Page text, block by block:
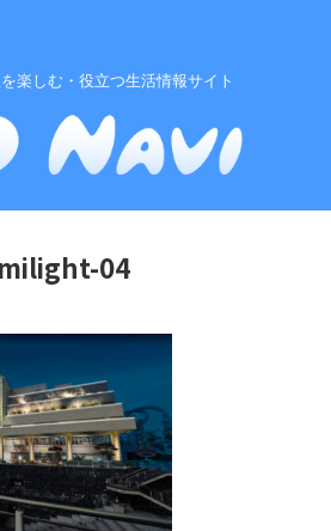
楽しむ・役立つ生活情報サイト
milight-04